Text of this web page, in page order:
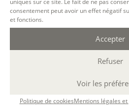
consentement peut avoir un effet négatif
et fonctions.
Accepter
Refuser
Voir les
Politique de cookiesMentions légales
Filtrer
16 NOV.
20 NOV.